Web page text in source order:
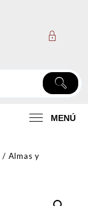
MENÚ
/ Almas y